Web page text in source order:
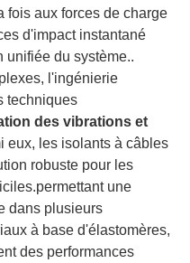
fois aux forces de charge
d'impact instantané
unifiée du système..
l'ingénierie
techniques
des vibrations et
eux, les isolants à câbles
robuste pour les
une
dans plusieurs
à base d'élastomères,
des performances